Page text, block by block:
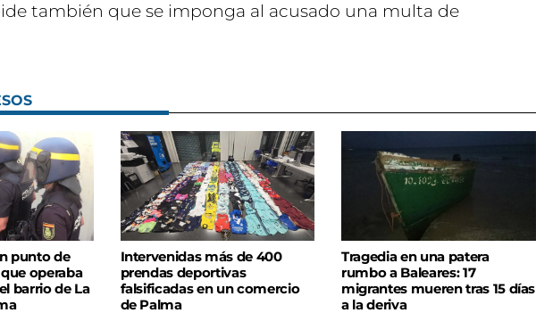
también que se imponga al acusado una multa de
punto de
operaba
barrio de La
Intervenidas más de 400
prendas deportivas
falsificadas en un comercio
de Palma
Tragedia en una patera
rumbo a Baleares: 17
migrantes mueren tras 15 días
a la deriva